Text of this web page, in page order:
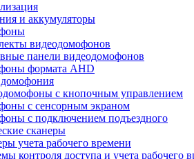
и аккумуляторы
видеодомофонов
панели видеодомофонов
формата AHD
с кнопочным управлением
с сенсорным экраном
с подключением подъездного
сканеры
учета рабочего времени
контроля доступа и учета рабочего